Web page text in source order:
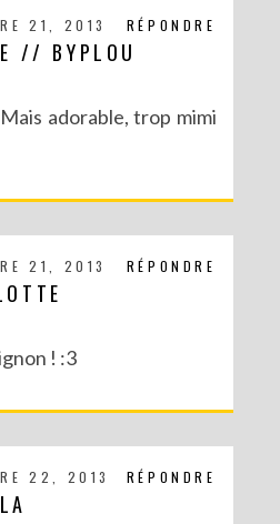
RÉPONDRE
21, 2013
// BYPLOU
adorable, trop mimi
RÉPONDRE
21, 2013
! :3
RÉPONDRE
22, 2013